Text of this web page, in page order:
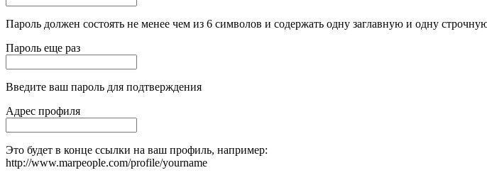
Пароль должен состоять не менее чем из 6 символов и содержать одну заглавную и одну
Пароль еще раз
Введите ваш пароль для подтверждения
Адрес профиля
Это будет в конце ссылки на ваш профиль, например:
http://www.marpeople.com/profile/yourname